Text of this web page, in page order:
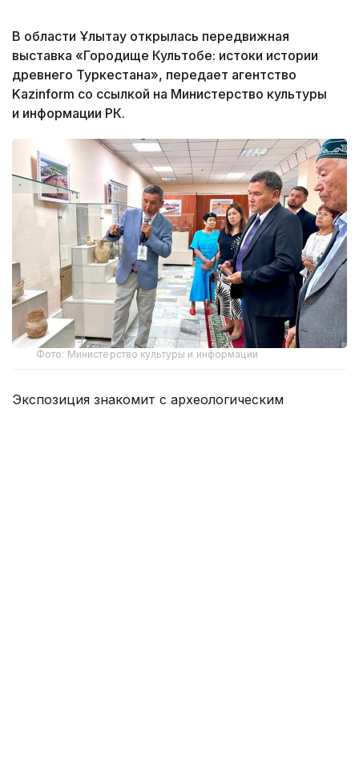
В области Ұлытау открылась передвижная
выставка «Городище Культобе: истоки истории
древнего Туркестана», передает агентство
Kazinform со ссылкой на Министерство культуры
и информации РК.
Фото: Министерство культуры и информации
Экспозиция знакомит с археологическим